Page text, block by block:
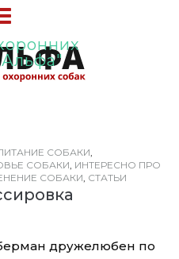
СОБАКИ,
СОБАКИ, ИНТЕРЕСНО ПРО
СОБАКИ, СТАТЬИ
дружелюбен по